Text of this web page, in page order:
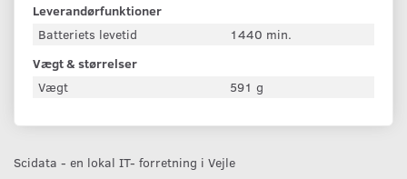
Leverandørfunktioner
Batteriets levetid
1440 min.
Vægt & størrelser
Vægt
591 g
Scidata - en lokal IT- forretning i Vejle